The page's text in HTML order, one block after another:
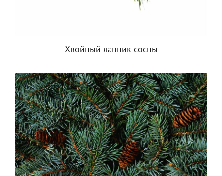
Хвойный лапник сосны